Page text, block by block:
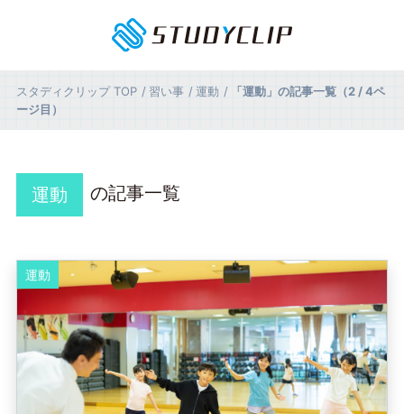
スタディクリップTOP 習い事 運動
「運動」の記事一覧（2 / 4ペ
ージ目）
運動 の記事一覧
運動